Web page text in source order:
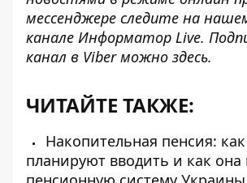
мессенджере следите на
канале Информатор Live.
канал в Viber можно здесь.
ЧИТАЙТЕ ТАКЖЕ:
Накопительная пенсия:
планируют вводить и как